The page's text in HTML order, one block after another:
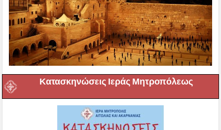
Κατασκηνώσεις Ιεράς Μητροπόλεως